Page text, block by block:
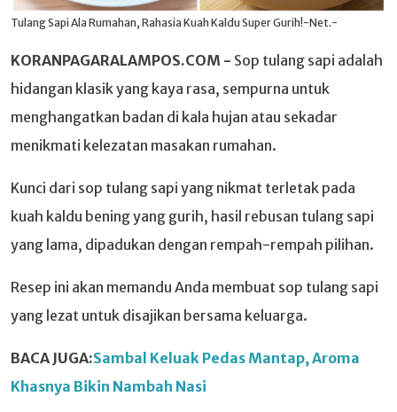
Tulang Sapi Ala Rumahan, Rahasia Kuah Kaldu Super Gurih!-Net.-
KORANPAGARALAMPOS.COM - Sop tulang sapi adalah
hidangan klasik yang kaya rasa, sempurna untuk
menghangatkan badan di kala hujan atau sekadar
menikmati kelezatan masakan rumahan.
Kunci dari sop tulang sapi yang nikmat terletak pada
kuah kaldu bening yang gurih, hasil rebusan tulang sapi
yang lama, dipadukan dengan rempah-rempah pilihan.
Resep ini akan memandu Anda membuat sop tulang sapi
yang lezat untuk disajikan bersama keluarga.
BACA JUGA:Sambal Keluak Pedas Mantap, Aroma
Khasnya Bikin Nambah Nasi